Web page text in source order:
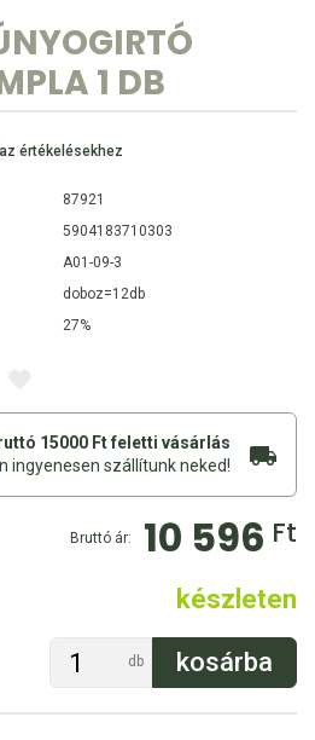
1 DB
értékelésekhez
87921
5904183710303
A01-09-3
doboz=12db
27%
15000 Ft feletti vásárlás
ingyenesen szállítunk neked!
Bruttó ár: 10 596 Ft
készleten
db